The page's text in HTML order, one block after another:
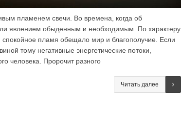
пламенем свечи. Во времена, когда об
явлением обыденным и необходимым. По характеру
пламя обещало мир и благополучие. Если
тому негативные энергетические потоки,
человека. Пророчит разного
Читать далее